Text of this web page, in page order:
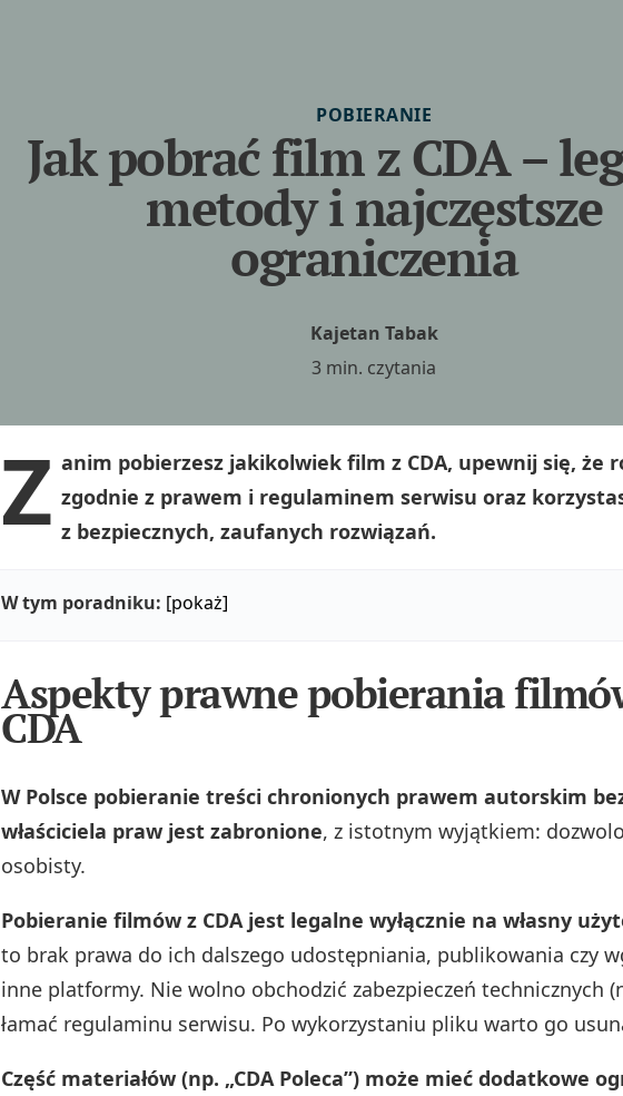
POBIERANIE
Jak pobrać film z CDA –
metody i najczęstsze
ograniczenia
Kajetan Tabak
3 min. czytania
Z anim pobierzesz jakikolwiek film z CDA, upewnij się, że
zgodnie z prawem i regulaminem serwisu oraz
z bezpiecznych, zaufanych rozwiązań.
W tym poradniku: [pokaż]
Aspekty prawne pobierania
CDA
W Polsce pobieranie treści chronionych prawem autorskim
właściciela praw jest zabronione, z istotnym wyjątkiem:
osobisty.
Pobieranie filmów z CDA jest legalne wyłącznie na własny
to brak prawa do ich dalszego udostępniania, publikowania czy
inne platformy. Nie wolno obchodzić zabezpieczeń technicznych
łamać regulaminu serwisu. Po wykorzystaniu pliku warto go
Część materiałów (np. „CDA Poleca”) może mieć dodatkowe